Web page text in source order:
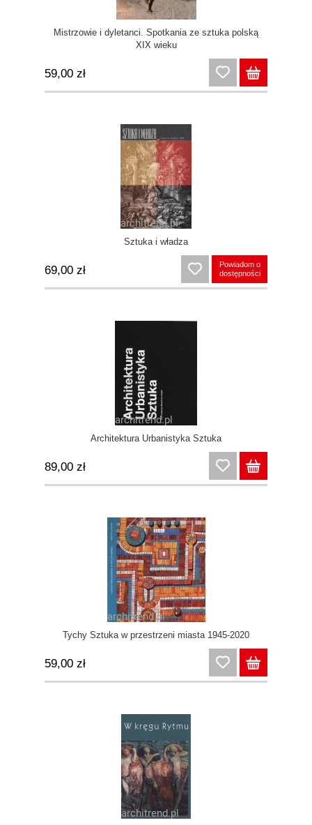
Mistrzowie i dyletanci. Spotkania ze sztuka polską
XIX wieku
59,00 zł
Sztuka i władza
69,00 zł
Powiadom o
dostępności
Architektura Urbanistyka Sztuka
89,00 zł
Tychy Sztuka w przestrzeni miasta 1945-2020
59,00 zł